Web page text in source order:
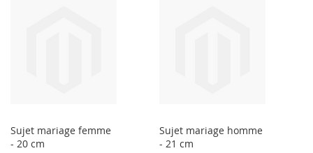
Sujet mariage femme
- 20 cm
Sujet mariage homme
- 21 cm